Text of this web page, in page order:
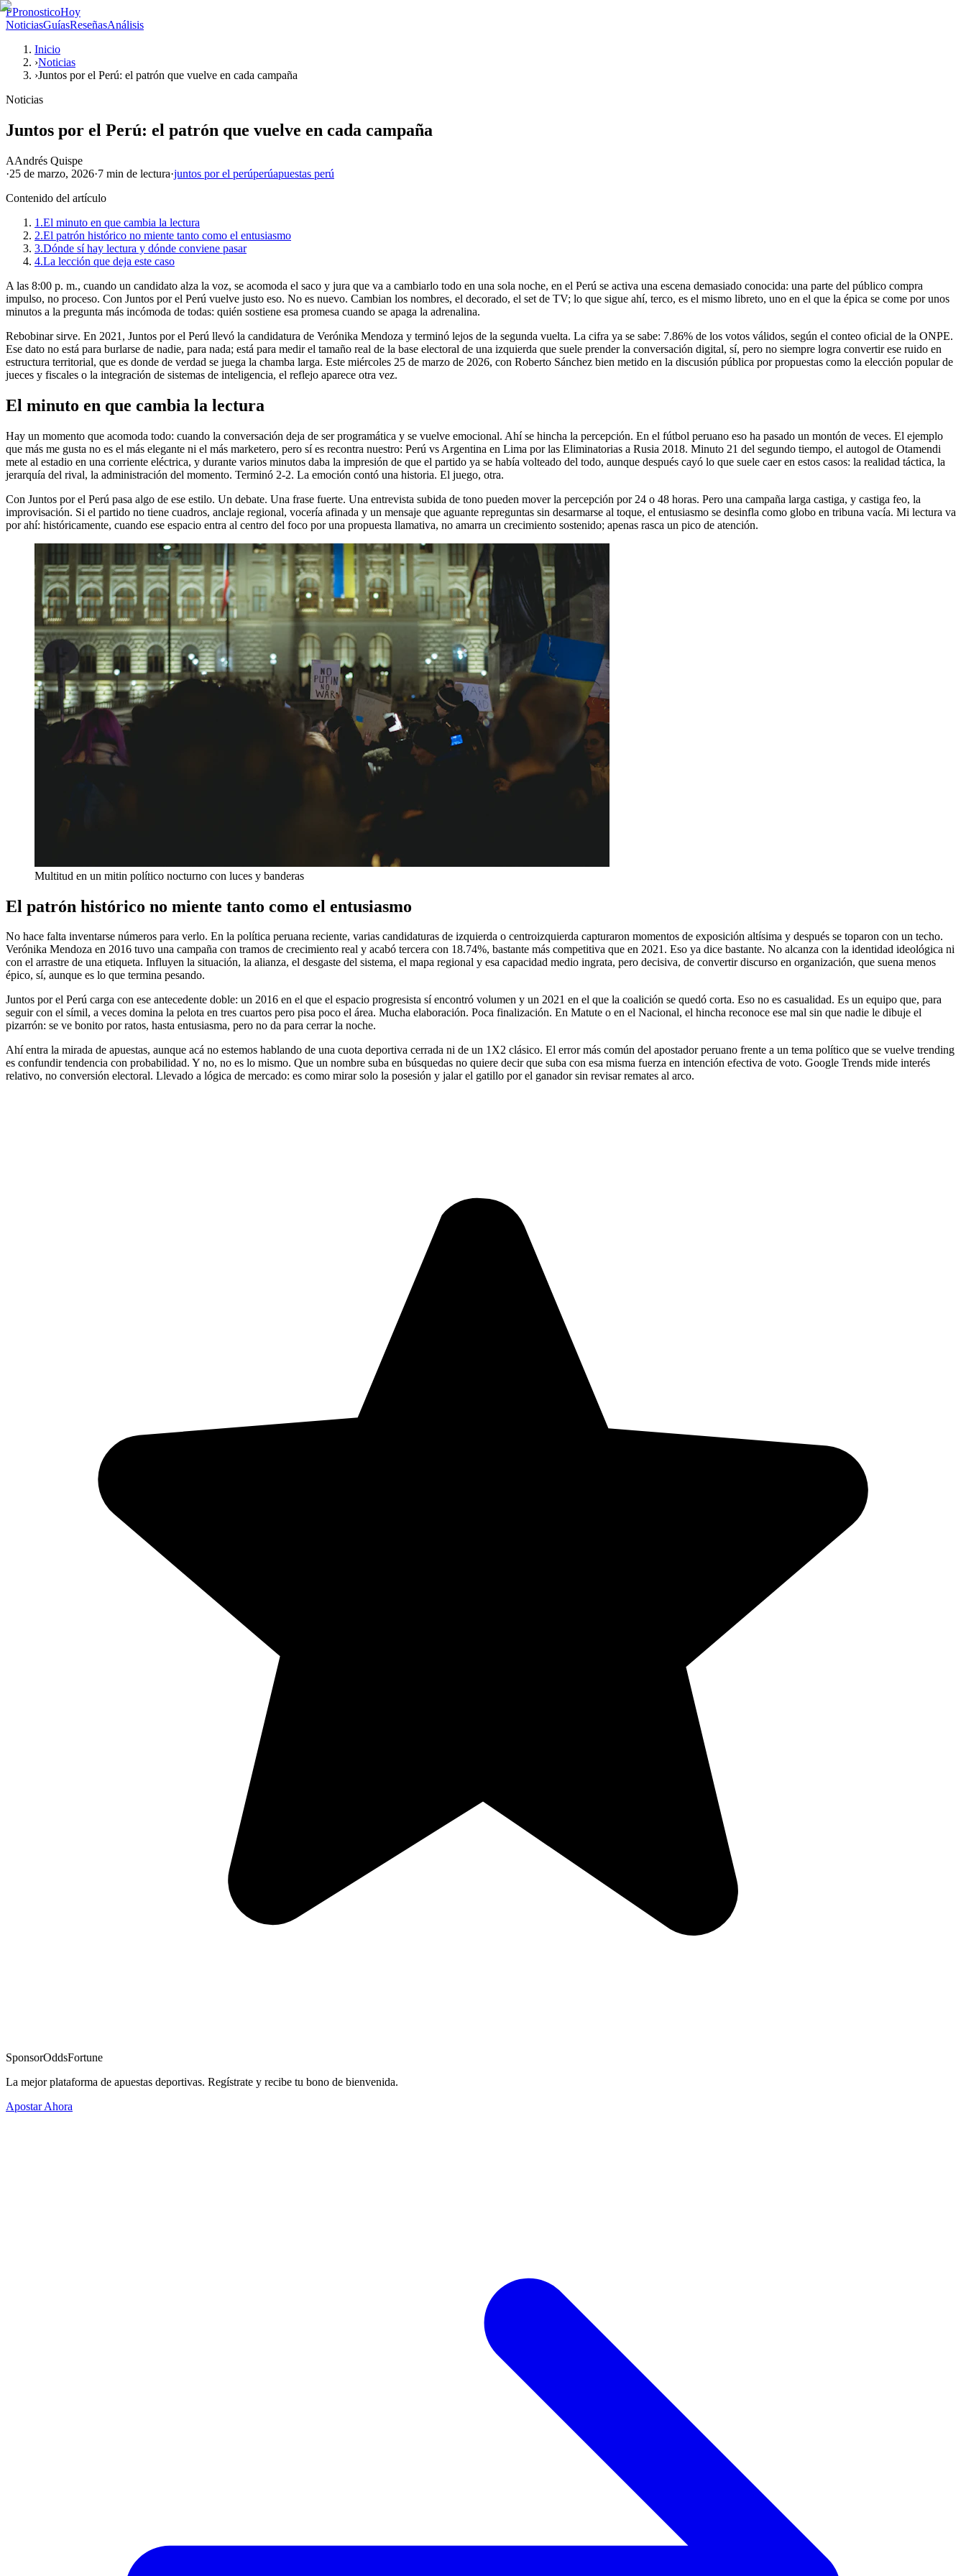
PPronosticoHoy
NoticiasGuíasReseñasAnálisis
Inicio
›Noticias
›Juntos por el Perú: el patrón que vuelve en cada campaña
Noticias
Juntos por el Perú: el patrón que vuelve en cada campaña
AAndrés Quispe
·25 de marzo, 2026·7 min de lectura·juntos por el perúperúapuestas perú
Contenido del artículo
1.El minuto en que cambia la lectura
2.El patrón histórico no miente tanto como el entusiasmo
3.Dónde sí hay lectura y dónde conviene pasar
4.La lección que deja este caso
A las 8:00 p. m., cuando un candidato alza la voz, se acomoda el saco y jura que va a cambiarlo todo en una sola noche, en el Perú se activa una escena demasiado conocida: una parte del público compra
impulso, no proceso. Con Juntos por el Perú vuelve justo eso. No es nuevo. Cambian los nombres, el decorado, el set de TV; lo que sigue ahí, terco, es el mismo libreto, uno en el que la épica se come por unos
minutos a la pregunta más incómoda de todas: quién sostiene esa promesa cuando se apaga la adrenalina.
Rebobinar sirve. En 2021, Juntos por el Perú llevó la candidatura de Verónika Mendoza y terminó lejos de la segunda vuelta. La cifra ya se sabe: 7.86% de los votos válidos, según el conteo oficial de la ONPE.
Ese dato no está para burlarse de nadie, para nada; está para medir el tamaño real de la base electoral de una izquierda que suele prender la conversación digital, sí, pero no siempre logra convertir ese ruido en
estructura territorial, que es donde de verdad se juega la chamba larga. Este miércoles 25 de marzo de 2026, con Roberto Sánchez bien metido en la discusión pública por propuestas como la elección popular de
jueces y fiscales o la integración de sistemas de inteligencia, el reflejo aparece otra vez.
El minuto en que cambia la lectura
Hay un momento que acomoda todo: cuando la conversación deja de ser programática y se vuelve emocional. Ahí se hincha la percepción. En el fútbol peruano eso ha pasado un montón de veces. El ejemplo
que más me gusta no es el más elegante ni el más marketero, pero sí es recontra nuestro: Perú vs Argentina en Lima por las Eliminatorias a Rusia 2018. Minuto 21 del segundo tiempo, el autogol de Otamendi
mete al estadio en una corriente eléctrica, y durante varios minutos daba la impresión de que el partido ya se había volteado del todo, aunque después cayó lo que suele caer en estos casos: la realidad táctica, la
jerarquía del rival, la administración del momento. Terminó 2-2. La emoción contó una historia. El juego, otra.
Con Juntos por el Perú pasa algo de ese estilo. Un debate. Una frase fuerte. Una entrevista subida de tono pueden mover la percepción por 24 o 48 horas. Pero una campaña larga castiga, y castiga feo, la
improvisación. Si el partido no tiene cuadros, anclaje regional, vocería afinada y un mensaje que aguante repreguntas sin desarmarse al toque, el entusiasmo se desinfla como globo en tribuna vacía. Mi lectura va
por ahí: históricamente, cuando ese espacio entra al centro del foco por una propuesta llamativa, no amarra un crecimiento sostenido; apenas rasca un pico de atención.
Multitud en un mitin político nocturno con luces y banderas
El patrón histórico no miente tanto como el entusiasmo
No hace falta inventarse números para verlo. En la política peruana reciente, varias candidaturas de izquierda o centroizquierda capturaron momentos de exposición altísima y después se toparon con un techo.
Verónika Mendoza en 2016 tuvo una campaña con tramos de crecimiento real y acabó tercera con 18.74%, bastante más competitiva que en 2021. Eso ya dice bastante. No alcanza con la identidad ideológica ni
con el arrastre de una etiqueta. Influyen la situación, la alianza, el desgaste del sistema, el mapa regional y esa capacidad medio ingrata, pero decisiva, de convertir discurso en organización, que suena menos
épico, sí, aunque es lo que termina pesando.
Juntos por el Perú carga con ese antecedente doble: un 2016 en el que el espacio progresista sí encontró volumen y un 2021 en el que la coalición se quedó corta. Eso no es casualidad. Es un equipo que, para
seguir con el símil, a veces domina la pelota en tres cuartos pero pisa poco el área. Mucha elaboración. Poca finalización. En Matute o en el Nacional, el hincha reconoce ese mal sin que nadie le dibuje el
pizarrón: se ve bonito por ratos, hasta entusiasma, pero no da para cerrar la noche.
Ahí entra la mirada de apuestas, aunque acá no estemos hablando de una cuota deportiva cerrada ni de un 1X2 clásico. El error más común del apostador peruano frente a un tema político que se vuelve trending
es confundir tendencia con probabilidad. Y no, no es lo mismo. Que un nombre suba en búsquedas no quiere decir que suba con esa misma fuerza en intención efectiva de voto. Google Trends mide interés
relativo, no conversión electoral. Llevado a lógica de mercado: es como mirar solo la posesión y jalar el gatillo por el ganador sin revisar remates al arco.
SponsorOddsFortune
La mejor plataforma de apuestas deportivas. Regístrate y recibe tu bono de bienvenida.
Apostar Ahora